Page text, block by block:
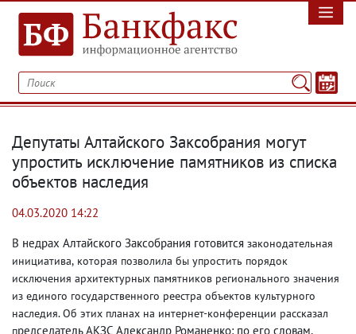
Депутаты Алтайского Заксобрания могут
упростить исключение памятников из списка
объектов наследия
04.03.2020 14:22
В недрах Алтайского Заксобрания готовится законодательная
инициатива, которая позволила бы упростить порядок
исключения архитектурных памятников регионального значения
из единого государственного реестра объектов культурного
наследия. Об этих планах на интернет-конференции рассказал
председатель АКЗС Александр Романенко: по его словам,